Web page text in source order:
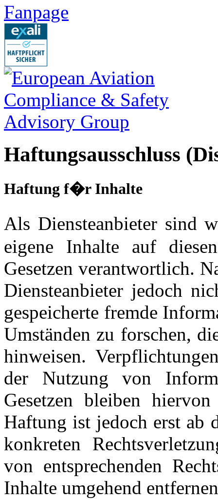
Haftungsausschluss
Haftung f�r Inhalte
Als Diensteanbieter
eigene Inhalte auf
Gesetzen verantwortlich.
Diensteanbieter jedoch
gespeicherte fremde
Umständen zu forschen,
hinweisen.
der Nutzung von
Gesetzen bleiben
Haftung ist jedoch erst ab
konkreten
von entsprechenden
Inhalte umgehend